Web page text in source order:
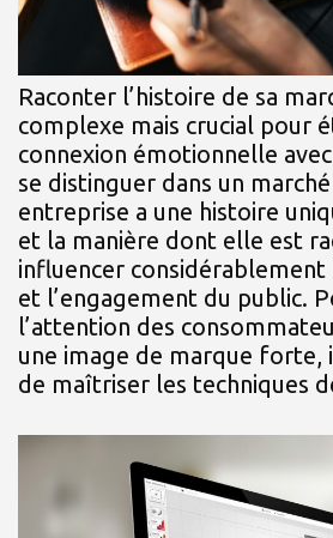
Raconter l’histoire de sa
complexe mais crucial pour
connexion émotionnelle
se distinguer dans un
entreprise a une histoire
et la manière dont elle est
influencer
et l’engagement du public.
l’attention des
une image de marque forte,
de maîtriser les techniques